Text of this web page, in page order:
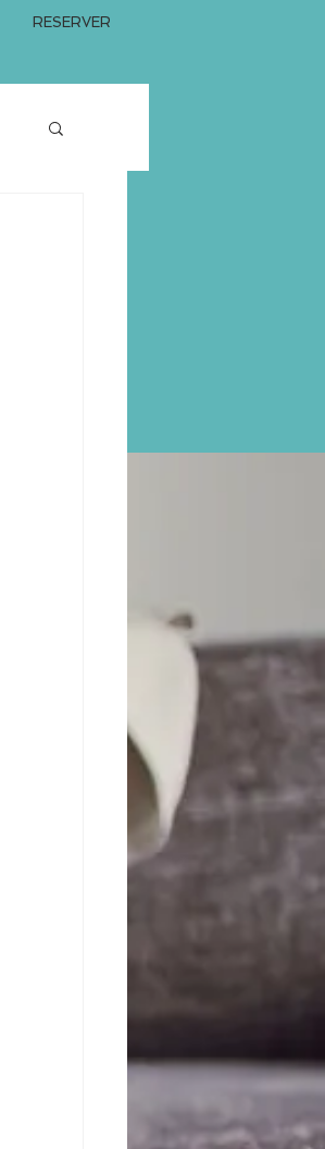
RESERVER